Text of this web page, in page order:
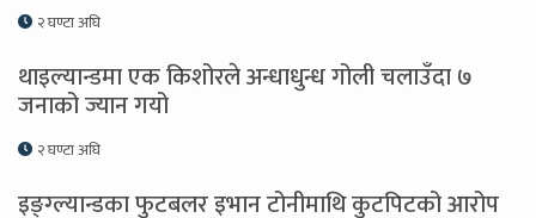
२ घण्टा अघि
थाइल्यान्डमा एक किशोरले अन्धाधुन्ध गोली चलाउँदा ७
जनाको ज्यान गयो
२ घण्टा अघि
इङ्ग्ल्यान्डका फुटबलर इभान टोनीमाथि कुटपिटको आरोप